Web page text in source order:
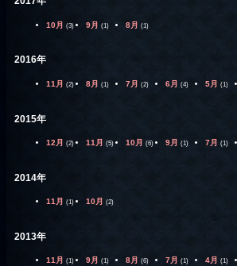
10月 (3) 9月 (1) 8月 (1)
2016年
11月 (2) 8月 (1) 7月 (2) 6月 (4) 5月 (1)
2015年
12月 (2) 11月 (5) 10月 (6) 9月 (1) 7月 (1)
2014年
11月 (1) 10月 (2)
2013年
11月 (1) 9月 (1) 8月 (6) 7月 (1) 4月 (1)